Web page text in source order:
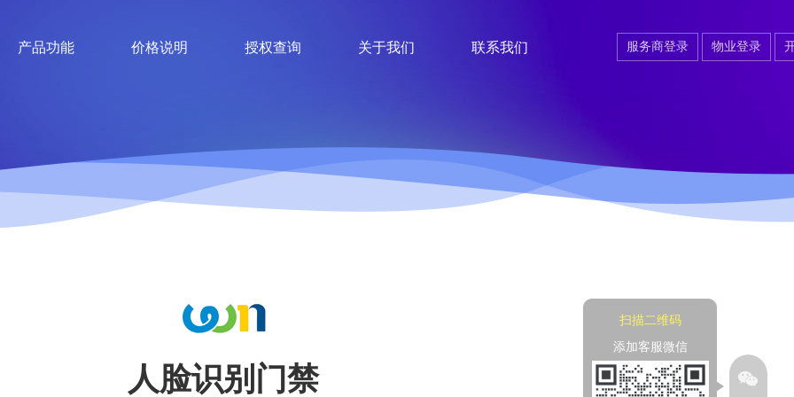
产品功能 价格说明 授权查询 关于我们 联系我们 服务商登录 物业登录
人脸识别门禁
扫描二维码
添加客服微信